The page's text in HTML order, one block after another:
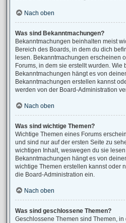
Nach oben
Was sind Bekanntmachungen?
Bekanntmachungen beinhalten meist
Bereich des Boards, in dem du dich
lesen. Bekanntmachungen erscheinen
Forums, in dem sie erstellt wurden. Wie
Bekanntmachungen hängt es von
Bekanntmachungen erstellen kannst
werden von der Board-Administration
Nach oben
Was sind wichtige Themen?
Wichtige Themen eines Forums
und sind nur auf der ersten Seite zu
wichtigen Inhalt, weswegen du sie
Bekanntmachungen hängt es von
wichtige Themen erstellen kannst oder
die Board-Administration ein.
Nach oben
Was sind geschlossene Themen?
Geschlossene Themen sind Themen,